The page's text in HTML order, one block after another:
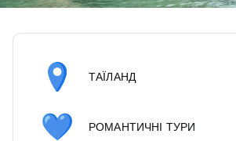
ТАЇЛАНД
РОМАНТИЧНІ ТУРИ